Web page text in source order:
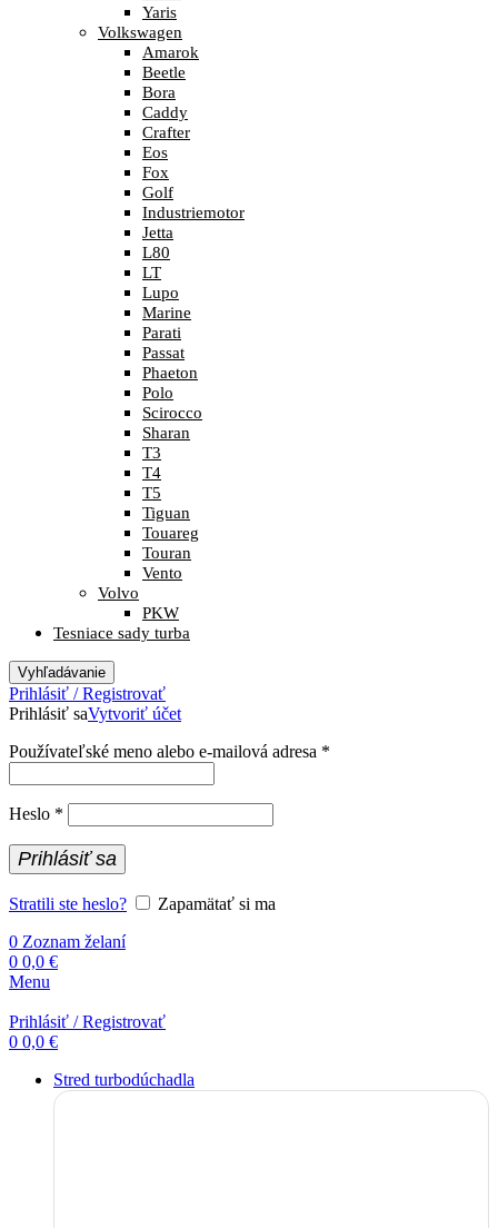
Yaris
Volkswagen
Amarok
Beetle
Bora
Caddy
Crafter
Eos
Fox
Golf
Industriemotor
Jetta
L80
LT
Lupo
Marine
Parati
Passat
Phaeton
Polo
Scirocco
Sharan
T3
T4
T5
Tiguan
Touareg
Touran
Vento
Volvo
PKW
Tesniace sady turba
Vyhľadávanie
Prihlásiť / Registrovať
Prihlásiť saVytvoriť účet
Používateľské meno alebo e-mailová adresa *
Heslo *
Prihlásiť sa
Stratili ste heslo?
Zapamätať si ma
0 Zoznam želaní
0 0,0 €
Menu
Prihlásiť / Registrovať
0 0,0 €
Stred turbodúchadla